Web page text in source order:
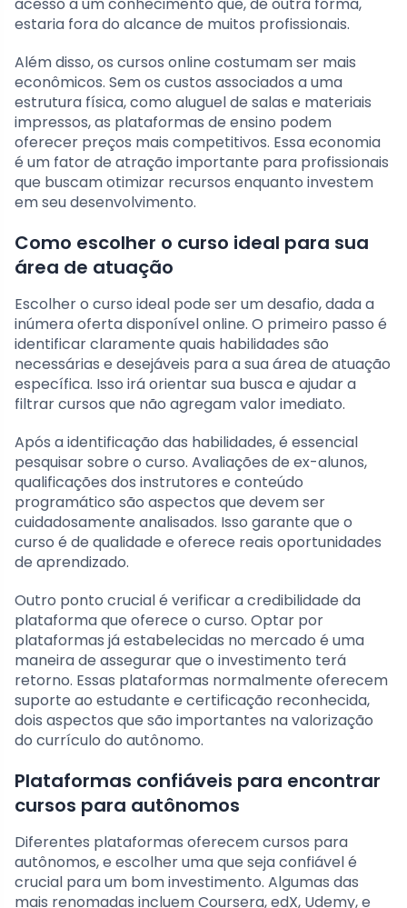
acesso a um conhecimento que, de outra forma,
estaria fora do alcance de muitos profissionais.
Além disso, os cursos online costumam ser mais
econômicos. Sem os custos associados a uma
estrutura física, como aluguel de salas e materiais
impressos, as plataformas de ensino podem
oferecer preços mais competitivos. Essa economia
é um fator de atração importante para profissionais
que buscam otimizar recursos enquanto investem
em seu desenvolvimento.
Como escolher o curso ideal para sua
área de atuação
Escolher o curso ideal pode ser um desafio, dada a
inúmera oferta disponível online. O primeiro passo é
identificar claramente quais habilidades são
necessárias e desejáveis para a sua área de atuação
específica. Isso irá orientar sua busca e ajudar a
filtrar cursos que não agregam valor imediato.
Após a identificação das habilidades, é essencial
pesquisar sobre o curso. Avaliações de ex-alunos,
qualificações dos instrutores e conteúdo
programático são aspectos que devem ser
cuidadosamente analisados. Isso garante que o
curso é de qualidade e oferece reais oportunidades
de aprendizado.
Outro ponto crucial é verificar a credibilidade da
plataforma que oferece o curso. Optar por
plataformas já estabelecidas no mercado é uma
maneira de assegurar que o investimento terá
retorno. Essas plataformas normalmente oferecem
suporte ao estudante e certificação reconhecida,
dois aspectos que são importantes na valorização
do currículo do autônomo.
Plataformas confiáveis para encontrar
cursos para autônomos
Diferentes plataformas oferecem cursos para
autônomos, e escolher uma que seja confiável é
crucial para um bom investimento. Algumas das
mais renomadas incluem Coursera, edX, Udemy, e